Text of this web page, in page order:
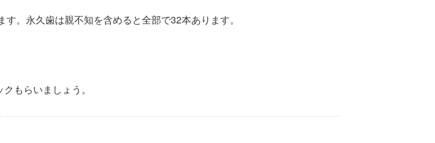
。永久歯は親不知を含めると全部で32本あります。
もらいましょう。